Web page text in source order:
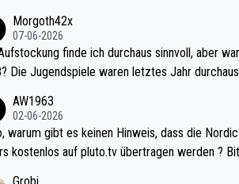
Morgoth42x
07-06-2026
finde ich durchaus sinnvoll, aber
sehr kur
Somit ändert die automatische Qualifikation
nichts. Ich denke sie wollen damit für nächste
AW1963
02-06-2026
M
kostenlos auf pluto.tv übertragen werden ?